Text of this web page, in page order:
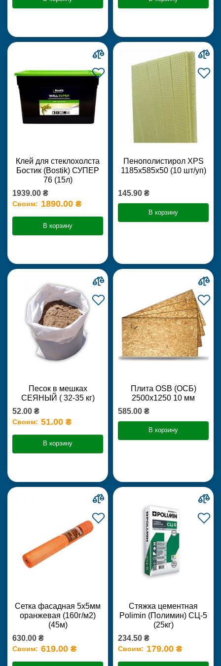
Клей для стеклохолста
Бостик (Bostik) СУПЕР
76 (15л)
1939.00 ₴
Своим: 1890.00 ₴
В корзину
Пенополистирол XPS
1185х585х50 (10 шт/уп)
145.90 ₴
В корзину
Песок в мешках
СЕЯНЫЙ ( 32-35 кг)
52.00 ₴
Своим: 51.00 ₴
В корзину
Плита OSB (ОСБ)
2500х1250 10 мм
585.00 ₴
В корзину
Сетка фасадная 5х5мм
оранжевая (160г/м2)
(45м)
630.00 ₴
Своим: 619.00 ₴
Стяжка цементная
Polimin (Полимин) СЦ-5
(25кг)
234.50 ₴
Своим: 179.00 ₴